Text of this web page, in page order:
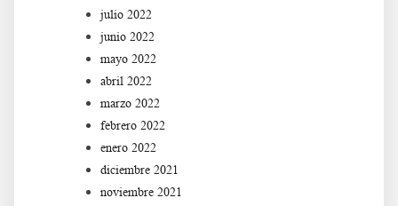
julio 2022
junio 2022
mayo 2022
abril 2022
marzo 2022
febrero 2022
enero 2022
diciembre 2021
noviembre 2021